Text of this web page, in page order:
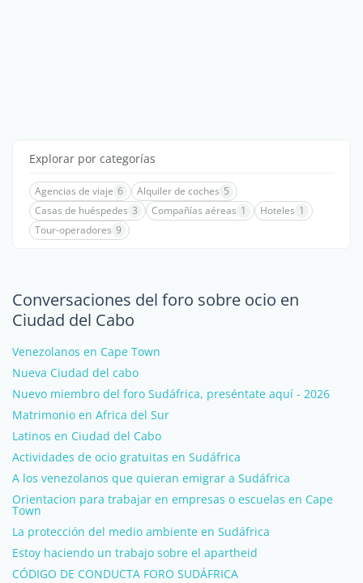
Explorar por categorías
Agencias de viaje 6 Alquiler de coches 5
Casas de huéspedes 3 Compañías aéreas 1 Hoteles 1
Tour-operadores 9
Conversaciones del foro sobre ocio en
Ciudad del Cabo
Venezolanos en Cape Town
Nueva Ciudad del cabo
Nuevo miembro del foro Sudáfrica, preséntate aquí - 2026
Matrimonio en Africa del Sur
Latinos en Ciudad del Cabo
Actividades de ocio gratuitas en Sudáfrica
A los venezolanos que quieran emigrar a Sudáfrica
Orientacion para trabajar en empresas o escuelas en Cape
Town
La protección del medio ambiente en Sudáfrica
Estoy haciendo un trabajo sobre el apartheid
CÓDIGO DE CONDUCTA FORO SUDÁFRICA